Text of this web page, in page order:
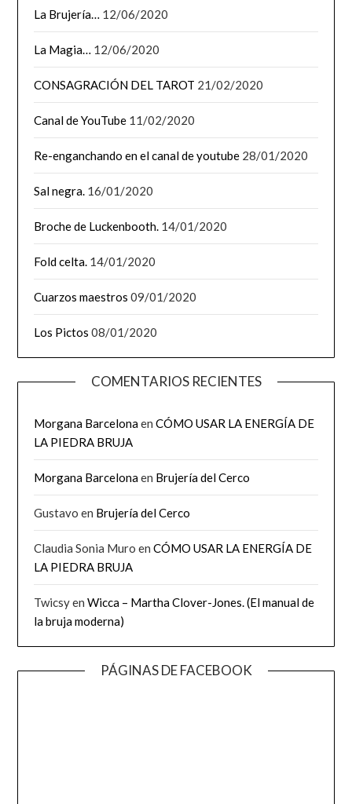
La Brujería… 12/06/2020
La Magia… 12/06/2020
CONSAGRACIÓN DEL TAROT 21/02/2020
Canal de YouTube 11/02/2020
Re-enganchando en el canal de youtube 28/01/2020
Sal negra. 16/01/2020
Broche de Luckenbooth. 14/01/2020
Fold celta. 14/01/2020
Cuarzos maestros 09/01/2020
Los Pictos 08/01/2020
COMENTARIOS RECIENTES
Morgana BarcelonaenCÓMO USAR LA ENERGÍA DE
LA PIEDRA BRUJA
Morgana Barcelonaen Brujería del Cerco
Gustavo en Brujería del Cerco
Claudia Sonia Muro enCÓMO USAR LA ENERGÍA DE
LA PIEDRA BRUJA
TwicsyenWicca – Martha Clover-Jones. (El manual de
la bruja moderna)
PÁGINAS DE FACEBOOK